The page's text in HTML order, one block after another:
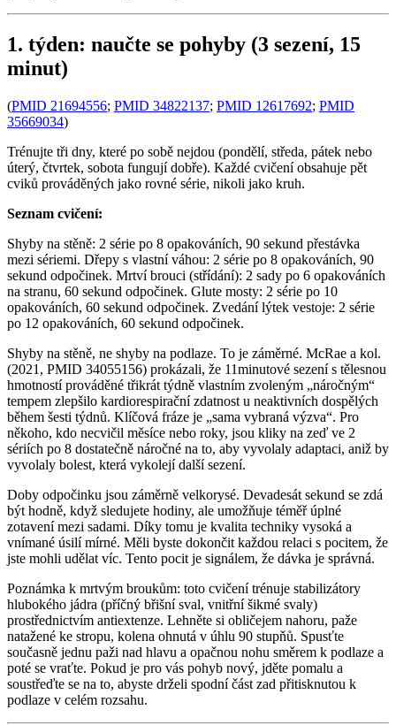
1. týden: naučte se pohyby (3 sezení, 15
minut)
(PMID 21694556; PMID 34822137; PMID 12617692; PMID
35669034)
Trénujte tři dny, které po sobě nejdou (pondělí, středa, pátek nebo
úterý, čtvrtek, sobota fungují dobře). Každé cvičení obsahuje pět
cviků prováděných jako rovné série, nikoli jako kruh.
Seznam cvičení:
Shyby na stěně: 2 série po 8 opakováních, 90 sekund přestávka
mezi sériemi. Dřepy s vlastní váhou: 2 série po 8 opakováních, 90
sekund odpočinek. Mrtví brouci (střídání): 2 sady po 6 opakováních
na stranu, 60 sekund odpočinek. Glute mosty: 2 série po 10
opakováních, 60 sekund odpočinek. Zvedání lýtek vestoje: 2 série
po 12 opakováních, 60 sekund odpočinek.
Shyby na stěně, ne shyby na podlaze. To je záměrné. McRae a kol.
(2021, PMID 34055156) prokázali, že 11minutové sezení s tělesnou
hmotností prováděné třikrát týdně vlastním zvoleným „náročným“
tempem zlepšilo kardiorespirační zdatnost u neaktivních dospělých
během šesti týdnů. Klíčová fráze je „sama vybraná výzva“. Pro
někoho, kdo necvičil měsíce nebo roky, jsou kliky na zeď ve 2
sériích po 8 dostatečně náročné na to, aby vyvolaly adaptaci, aniž by
vyvolaly bolest, která vykolejí další sezení.
Doby odpočinku jsou záměrně velkorysé. Devadesát sekund se zdá
být hodně, když sledujete hodiny, ale umožňuje téměř úplné
zotavení mezi sadami. Díky tomu je kvalita techniky vysoká a
vnímané úsilí mírné. Měli byste dokončit každou relaci s pocitem, že
jste mohli udělat víc. Tento pocit je signálem, že dávka je správná.
Poznámka k mrtvým broukům: toto cvičení trénuje stabilizátory
hlubokého jádra (příčný břišní sval, vnitřní šikmé svaly)
prostřednictvím antiextenze. Lehněte si obličejem nahoru, paže
natažené ke stropu, kolena ohnutá v úhlu 90 stupňů. Spusťte
současně jednu paži nad hlavu a opačnou nohu směrem k podlaze a
poté se vraťte. Pokud je pro vás pohyb nový, jděte pomalu a
soustřeďte se na to, abyste drželi spodní část zad přitisknutou k
podlaze v celém rozsahu.